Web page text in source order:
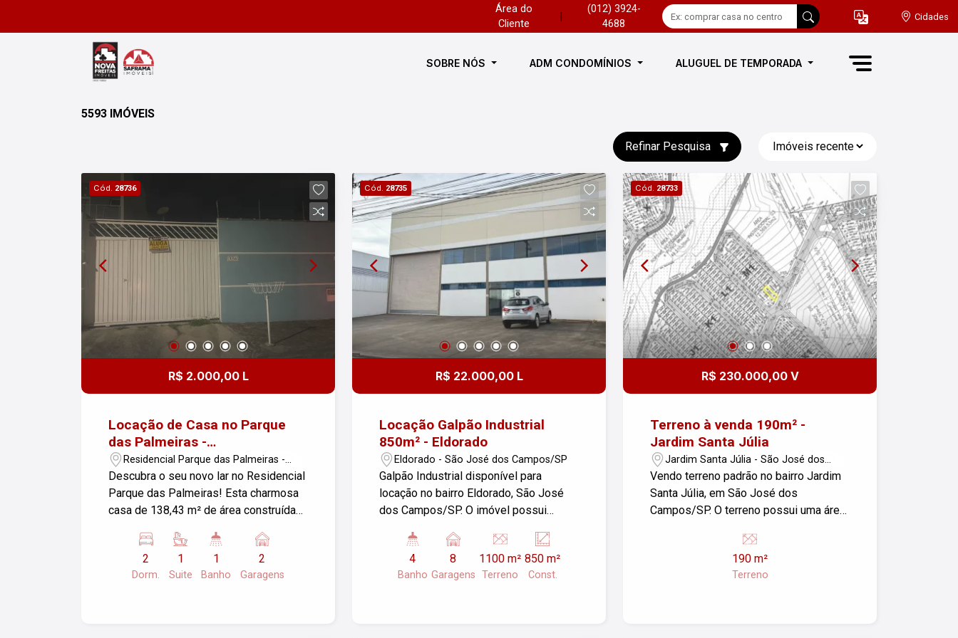
Área do
Cliente
(012) 3924-
4688
Cidades
SOBRE NÓS ADM CONDOMÍNIOS ALUGUEL DE TEMPORADA
5593 IMÓVEIS
Refinar Pesquisa
Cód. 28736
R$ 2.000,00 L
Locação de Casa no Parque
das Palmeiras -
Pindamonhangaba/SP
Residencial Parque das Palmeiras -
Pindamonhangaba/SP
Descubra o seu novo lar no Residencial
Parque das Palmeiras! Esta charmosa
casa de 138,43 m² de área construída
funcional, ideal para você e sua família.
Características do Imóvel: - Sala de
estar espaçosa e iluminada, perfeita
2
Dorm.
1
Suite
1
Banho
2
Garagens
Cód. 28735
R$ 22.000,00 L
Locação Galpão Industrial
850m² - Eldorado
Eldorado - São José dos Campos/SP
Galpão Industrial disponível para
locação no bairro Eldorado, São José
dos Campos/SP. O imóvel possui
de 1.100m², além de contar com 08
garagens e 01 vaga para veículo de
carga, 02 escritórios/salas com 100m²,
4
Banho
8
Garagens
1100 m²
Terreno
850 m²
Const.
Cód. 28733
R$ 230.000,00 V
Terreno à venda 190m² -
Jardim Santa Júlia
Jardim Santa Júlia - São José dos
Campos/SP
Vendo terreno padrão no bairro Jardim
Santa Júlia, em São José dos
Campos/SP. O terreno possui uma área
para agendar uma visita, entre em
190 m²
Terreno